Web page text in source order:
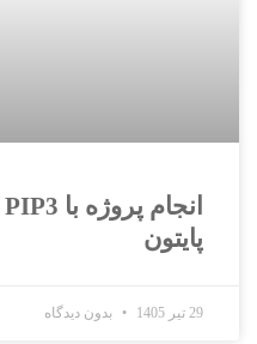
پایتون
29 تیر 1405 بدون دیدگاه